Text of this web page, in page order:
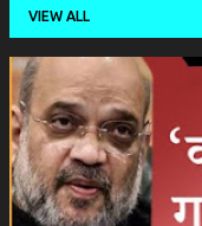
VIEW ALL
P
o
s
t